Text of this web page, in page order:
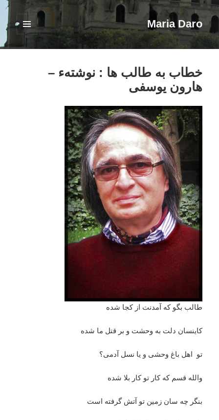
Maria Daro
فهرست
ابزارک‌ها
خطاب به طالب ها : نوشتهء –
هارون یوسفی
طالب بگو که آمدنت از کجا شده
کاینسان دلت به وحشت و بر قتل ما شده
تو اهل باغ وحشی و یا نسل آدمی؟
والله قسم که کار تو کار بلا شده
بنگر چه سان زمین تو آتش گرفته است